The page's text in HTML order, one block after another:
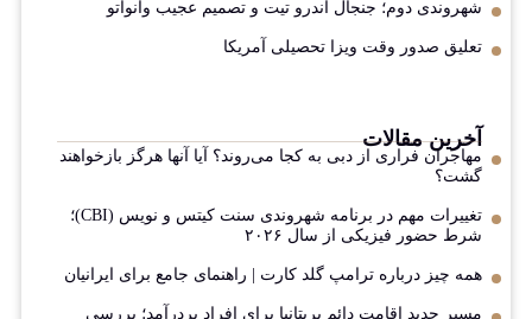
شهروندی دوم؛ جنجال اندرو تیت و تصمیم عجیب وانواتو
تعلیق صدور وقت ویزا تحصیلی آمریکا
آخرین مقالات
مهاجران فراری از دبی به کجا می‌روند؟ آیا آنها هرگز بازخواهند
گشت؟
تغییرات مهم در برنامه شهروندی سنت کیتس و نویس (CBI)؛
شرط حضور فیزیکی از سال ۲۰۲۶
همه چیز درباره ترامپ گلد کارت | راهنمای جامع برای ایرانیان
مسیر جدید اقامت دائم بریتانیا برای افراد پردرآمد؛ بررسی